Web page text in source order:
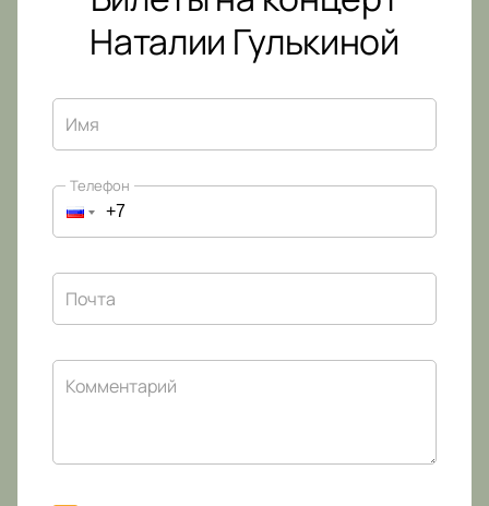
Наталии Гулькиной
Имя
Телефон
Почта
Комментарий